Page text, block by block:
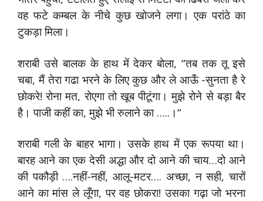
वह फटे कम्बल के नीचे कुछ खोजने लगा। एक परांठे का
टुकड़ा मिला।
शराबी उसे बालक के हाथ में देकर बोला, “तब तक तू इसे
चबा, मैं तेरा गढा भरने के लिए कुछ और ले आऊँ -सुनता है रे
छोकरे! रोना मत, रोएगा तो खूब पीटूंगा। मुझे रोने से बड़ा बैर
है। पाजी कहीं का, मुझे भी रुलाने का …..।“
शराबी गली के बाहर भागा। उसके हाथ में एक रूपया था।
बारह आने का एक देसी अद्धा और दो आने की चाय…दो आने
की पकौड़ी ….नहीं-नहीं, आलू-मटर…. अच्छा, न सही, चारों
आने का मांस ले लूँगा, पर वह छोकरा! उसका गढ़ा जो भरना